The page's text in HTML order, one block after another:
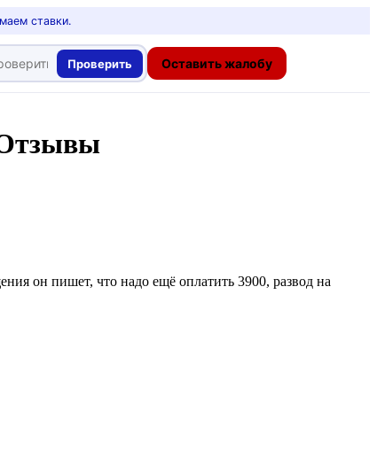
ставки.
Проверить Оставить жалобу
он пишет, что надо ещё оплатить 3900, развод на